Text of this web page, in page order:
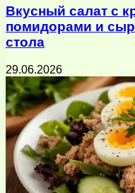
Вкусный салат с
помидорами и
стола
29.06.2026